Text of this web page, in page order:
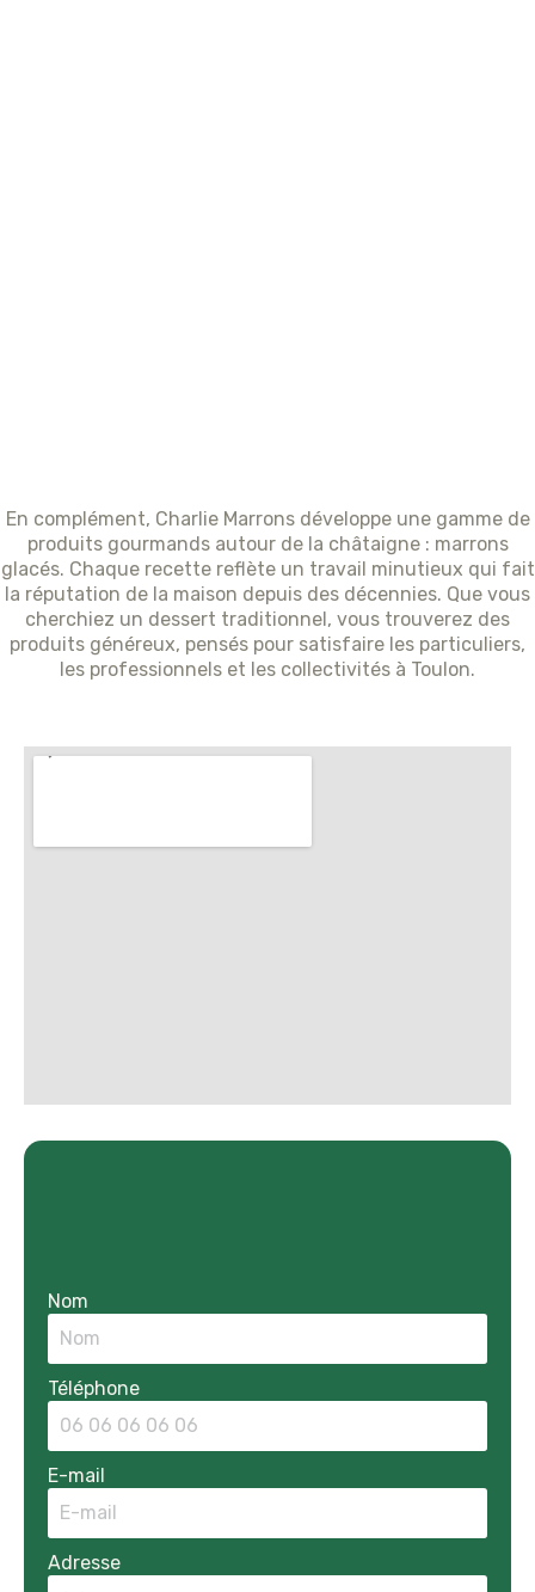
En complément, Charlie Marrons développe une gamme de
produits gourmands autour de la châtaigne : marrons
glacés. Chaque recette reflète un travail minutieux qui fait
la réputation de la maison depuis des décennies. Que vous
cherchiez un dessert traditionnel, vous trouverez des
produits généreux, pensés pour satisfaire les particuliers,
les professionnels et les collectivités à Toulon.
Nom
Téléphone
E-mail
Adresse